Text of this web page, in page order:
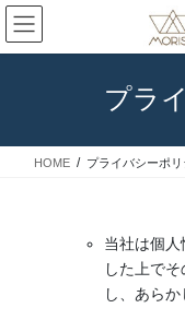
コ
ン
テ
移
ナ
ビ
ゲ
ン
プラ
HOME プライバシーポリ
当社は個
した上で
し、あら
◆エリアでみ